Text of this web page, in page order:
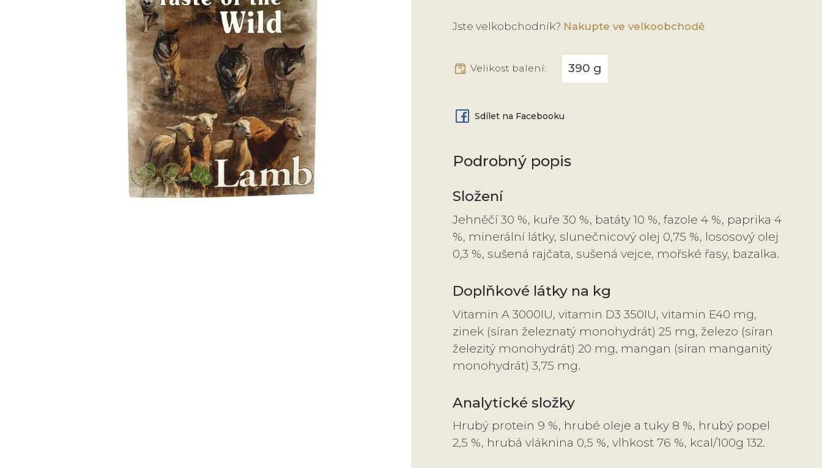
Jste velkobchodník? Nakupte ve velkoobchodě
Velikost balení: 390 g
Sdílet na Facebooku
Podrobný popis
Složení
Jehněčí 30 %, kuře 30 %, batáty 10 %, fazole 4 %, paprika 4
%, minerální látky, slunečnicový olej 0,75 %, lososový olej
0,3 %, sušená rajčata, sušená vejce, mořské řasy, bazalka.
Doplňkové látky na kg
Vitamin A 3000IU, vitamin D3 350IU, vitamin E40 mg,
zinek (síran železnatý monohydrát) 25 mg, železo (síran
železitý monohydrát) 20 mg, mangan (síran manganitý
monohydrát) 3,75 mg.
Analytické složky
Hrubý protein 9 %, hrubé oleje a tuky 8 %, hrubý popel
2,5 %, hrubá vláknina 0,5 %, vlhkost 76 %, kcal/100g 132.